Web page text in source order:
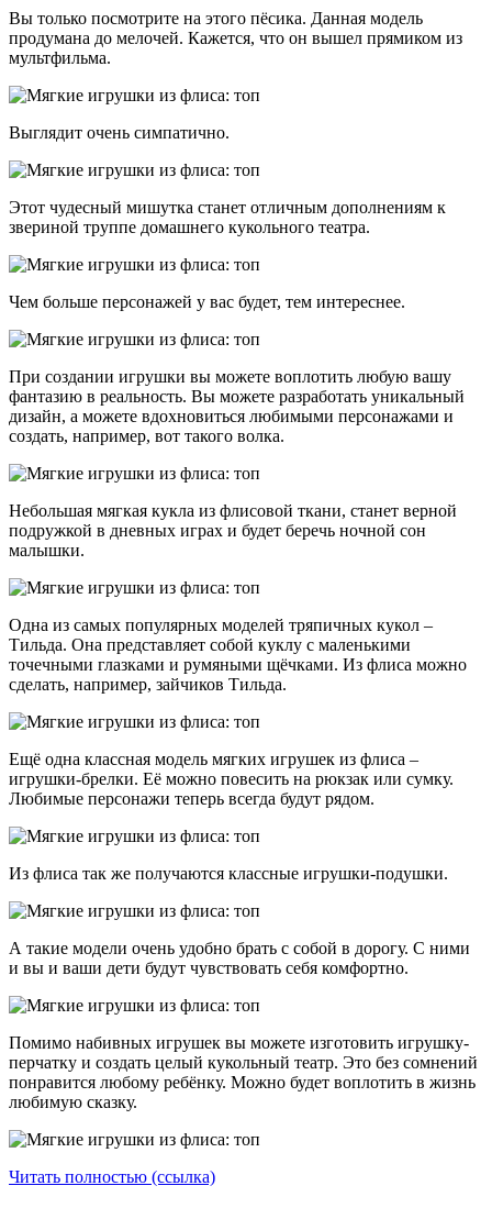
Вы только посмотрите на этого пёсика. Данная модель
продумана до мелочей. Кажется, что он вышел прямиком из
мультфильма.
Выглядит очень симпатично.
Этот чудесный мишутка станет отличным дополнениям к
звериной труппе домашнего кукольного театра.
Чем больше персонажей у вас будет, тем интереснее.
При создании игрушки вы можете воплотить любую вашу
фантазию в реальность. Вы можете разработать уникальный
дизайн, а можете вдохновиться любимыми персонажами и
создать, например, вот такого волка.
Небольшая мягкая кукла из флисовой ткани, станет верной
подружкой в дневных играх и будет беречь ночной сон
малышки.
Одна из самых популярных моделей тряпичных кукол –
Тильда. Она представляет собой куклу с маленькими
точечными глазками и румяными щёчками. Из флиса можно
сделать, например, зайчиков Тильда.
Ещё одна классная модель мягких игрушек из флиса –
игрушки-брелки. Её можно повесить на рюкзак или сумку.
Любимые персонажи теперь всегда будут рядом.
Из флиса так же получаются классные игрушки-подушки.
А такие модели очень удобно брать с собой в дорогу. С ними
и вы и ваши дети будут чувствовать себя комфортно.
Помимо набивных игрушек вы можете изготовить игрушку-
перчатку и создать целый кукольный театр. Это без сомнений
понравится любому ребёнку. Можно будет воплотить в жизнь
любимую сказку.
Читать полностью (ссылка)